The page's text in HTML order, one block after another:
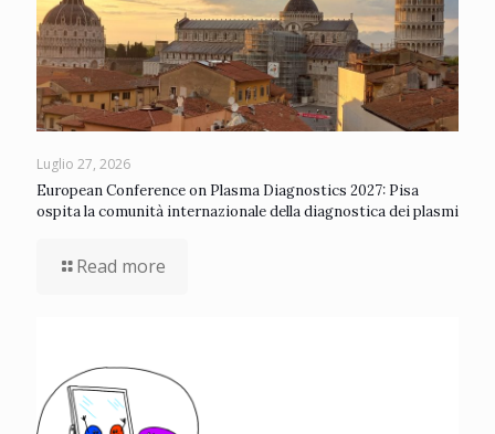
Luglio 27, 2026
European Conference on Plasma Diagnostics 2027: Pisa
ospita la comunità internazionale della diagnostica dei plasmi
Read more